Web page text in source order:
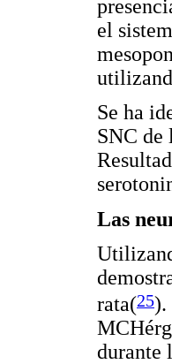
el
Se ha
SNC de
Las
rata(25).
durante